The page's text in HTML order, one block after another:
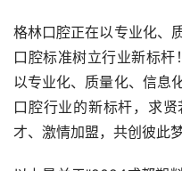
格林口腔正在以专业化、
口腔标准树立行业新标
以专业化、质量化、信息
口腔行业的新标杆，求
才、激情加盟，共创彼此梦